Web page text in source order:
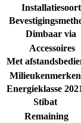
Installatiesoort
Dimbaar via
Accessoires
Met
Milieukenmerken
Energieklasse
Stibat
Remaining